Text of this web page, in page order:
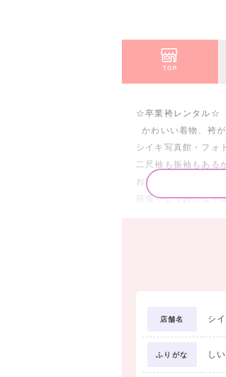
TOP
☆卒業袴レンタル☆
かわいい着物、袴
シイキ写真館・フォ
二尺袖も振袖もある
お好きな色・柄のお
前撮りしておけば
撮影時ヘアメイク・
成人式当日衣裳 無
※お写真代・当日美
店舗名 シ
ふりがな し